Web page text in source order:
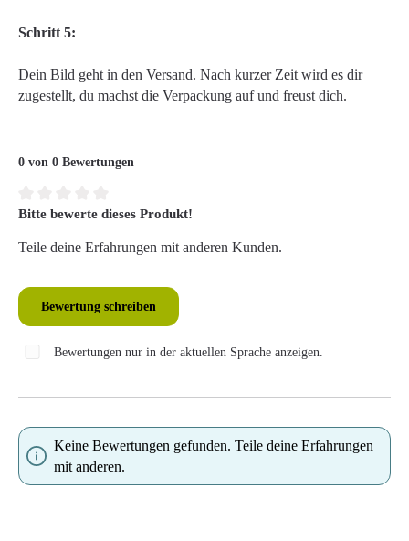
Schritt 5:
Dein Bild geht in den Versand. Nach kurzer Zeit wird es dir
zugestellt, du machst die Verpackung auf und freust dich.
0 von 0 Bewertungen
Durchschnittliche Bewertung von 0 von 5 Sternen
Bitte bewerte dieses Produkt!
Teile deine Erfahrungen mit anderen Kunden.
Bewertung schreiben
Bewertungen nur in der aktuellen Sprache anzeigen.
Keine Bewertungen gefunden. Teile deine Erfahrungen
mit anderen.